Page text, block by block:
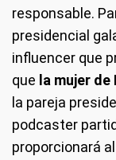
responsable.
presidencial
influencer que
que la mujer
la pareja
podcaster
proporcionará